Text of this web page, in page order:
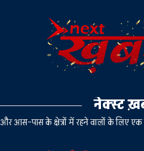
नेक्स्ट
आस-पास के क्षेत्रों में रहने वालों के लिए एक